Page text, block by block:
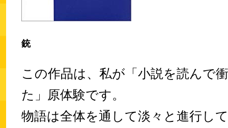
銃
この作品は、私が「小説を読んで
た」原体験です。
物語は全体を通して淡々と進行し